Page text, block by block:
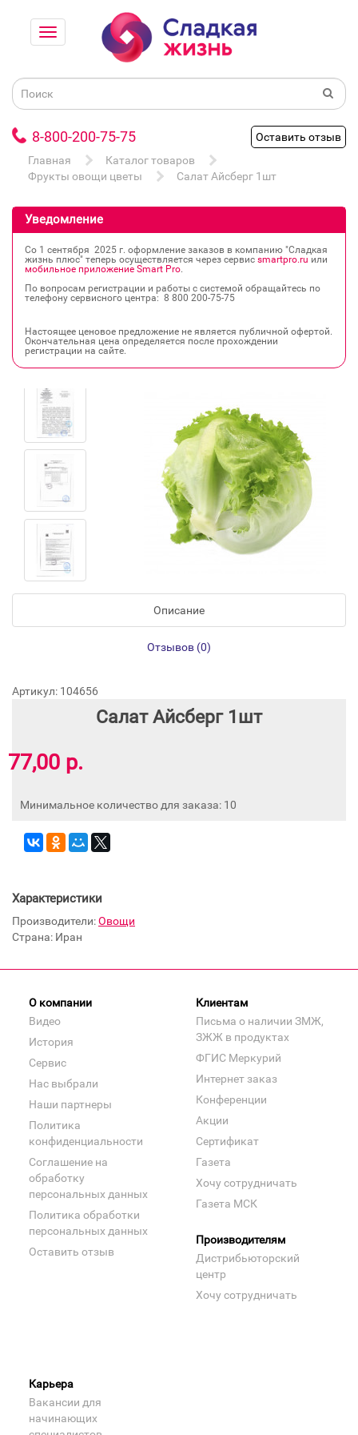
8-800-200-75-75
Оставить отзыв
Главная
Каталог товаров
Фрукты овощи цветы
Салат Айсберг 1шт
Уведомление
Со 1 сентября 2025 г. оформление заказов в компанию "Сладкая
жизнь плюс" теперь осуществляется через сервис smartpro.ru или
мобильное приложение Smart Pro.
По вопросам регистрации и работы с системой обращайтесь по
телефону сервисного центра: 8 800 200‐75‐75
Настоящее ценовое предложение не является публичной офертой.
Окончательная цена определяется после прохождении
регистрации на сайте.
Описание
Отзывов (0)
Артикул: 104656
Салат Айсберг 1шт
77,00 р.
Минимальное количество для заказа: 10
Характеристики
Производители:Овощи
Страна: Иран
О компании
Видео
История
Сервис
Нас выбрали
Наши партнеры
Политика
конфиденциальности
Соглашение на
обработку
персональных данных
Политика обработки
персональных данных
Оставить отзыв
Клиентам
Письма о наличии ЗМЖ,
ЗЖЖ в продуктах
ФГИС Меркурий
Интернет заказ
Конференции
Акции
Сертификат
Газета
Хочу сотрудничать
Газета МСК
Производителям
Дистрибьюторский
центр
Хочу сотрудничать
Карьера
Вакансии для
начинающих